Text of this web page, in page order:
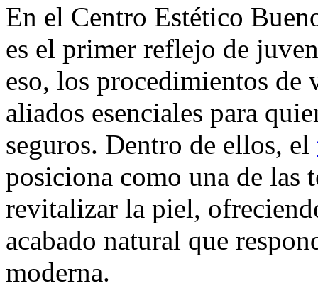
En el Centro Estético
es el primer reflejo de
eso, los procedimientos de
aliados esenciales para
seguros. Dentro de ellos, el
posiciona como una de las
revitalizar la piel,
acabado natural que
moderna.